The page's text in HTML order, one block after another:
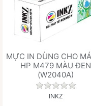
MỰC IN DÙNG CHO
HP M479 MÀU ĐEN
(W2040A)
Chưa có
INKZ